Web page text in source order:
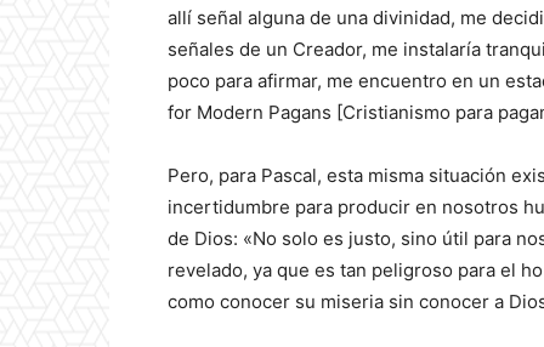
allí señal alguna de una divinidad, me
señales de un Creador, me instalaría
poco para afirmar, me encuentro en un
for Modern Pagans [Cristianismo para
Pero, para Pascal, esta misma situación
incertidumbre para producir en nosotros
de Dios: «No solo es justo, sino útil para
revelado, ya que es tan peligroso para el
como conocer su miseria sin conocer a